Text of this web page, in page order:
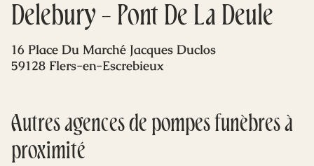
Delebury - Pont De La Deule
16 Place Du Marché Jacques Duclos
59128 Flers-en-Escrebieux
Autres agences de pompes funèbres à
proximité